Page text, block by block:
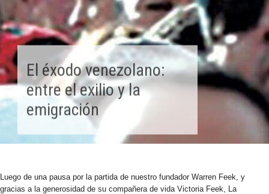
El éxodo venezolano:
entre el exilio y la
emigración
Luego de una pausa por la partida de nuestro fundador Warren Feek, y
gracias a la generosidad de su compañera de vida Victoria Feek, La